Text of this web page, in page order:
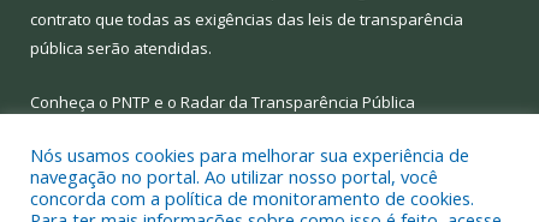
contrato que todas as exigências das leis de transparência
pública serão atendidas.
Conheça o PNTP e o Radar da Transparência Pública
Nós usamos cookies para melhorar sua experiência de
navegação no portal. Ao utilizar nosso portal, você
concorda com a política de monitoramento de cookies.